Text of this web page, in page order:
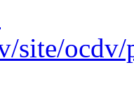
site/